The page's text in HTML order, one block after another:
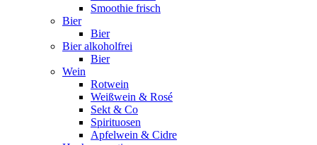
Smoothie frisch
Bier
Bier
Bier alkoholfrei
Bier
Wein
Rotwein
Weißwein & Rosé
Sekt & Co
Spirituosen
Apfelwein & Cidre